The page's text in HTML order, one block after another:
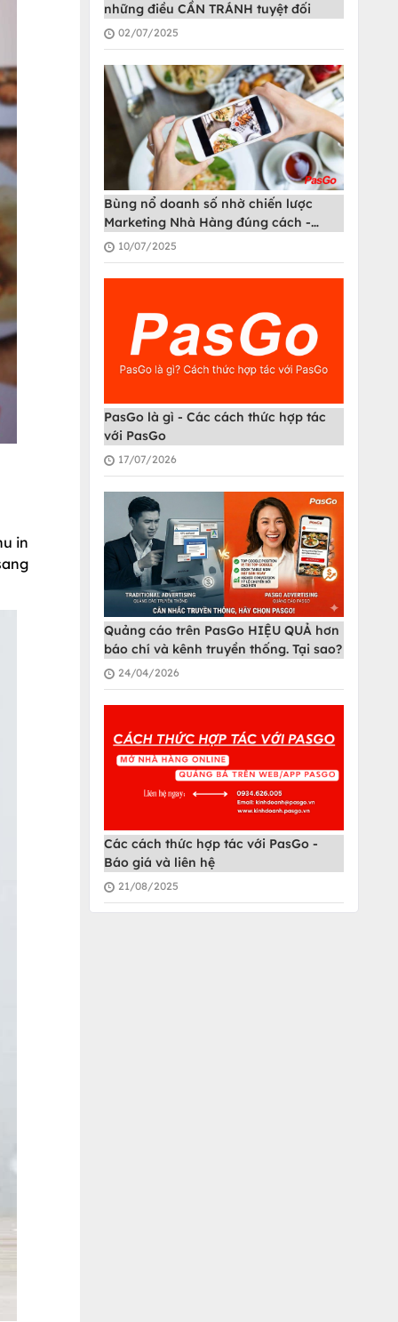
in
những điều CẦN TRÁNH tuyệt đối
02/07/2025
Bùng nổ doanh số nhờ chiến lược
Marketing Nhà Hàng đúng cách -
PasGo
10/07/2025
PasGo là gì - Các cách thức hợp tác
với PasGo
17/07/2026
Quảng cáo trên PasGo HIỆU QUẢ hơn
báo chí và kênh truyền thống. Tại sao?
24/04/2026
Các cách thức hợp tác với PasGo -
Báo giá và liên hệ
21/08/2025